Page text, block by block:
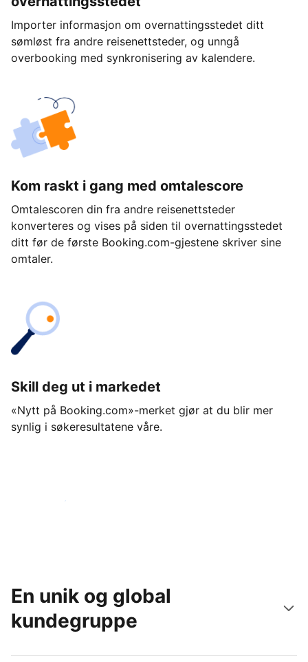
Importer informasjon om overnattingsstedet ditt
sømløst fra andre reisenettsteder, og unngå
overbooking med synkronisering av kalendere.
Kom raskt i gang med omtalescore
Omtalescoren din fra andre reisenettsteder
konverteres og vises på siden til overnattingsstedet
ditt før de første Booking.com-gjestene skriver sine
omtaler.
Skill deg ut i markedet
«Nytt på Booking.com»-merket gjør at du blir mer
synlig i søkeresultatene våre.
Kom i gang i dag
En unik og global
kundegruppe